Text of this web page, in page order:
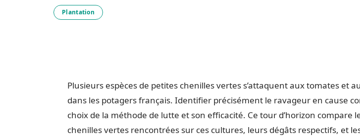
Plantation
Plusieurs espèces de petites chenilles vertes s’attaquent aux tomates et
dans les potagers français. Identifier précisément le ravageur en cause
choix de la méthode de lutte et son efficacité. Ce tour d’horizon compare
chenilles vertes rencontrées sur ces cultures, leurs dégâts respectifs, et